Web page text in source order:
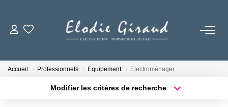
Accueil Professionnels Equipement Electroménager
Modifier les critères de recherche